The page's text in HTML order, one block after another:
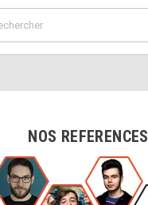
NOS REFERENCES